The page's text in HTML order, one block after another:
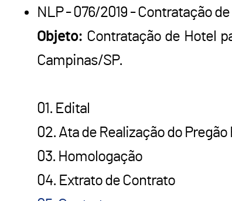
NLP - 076/2019 - Contratação
Objeto: Contratação de Hotel
Campinas/SP.
01. Edital
02. Ata de Realização do Pregão
03. Homologação
04. Extrato de Contrato